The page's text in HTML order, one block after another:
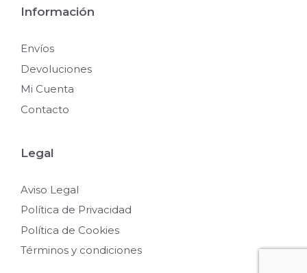
Información
Envíos
Devoluciones
Mi Cuenta
Contacto
Legal
Aviso Legal
Política de Privacidad
Política de Cookies
Términos y condiciones